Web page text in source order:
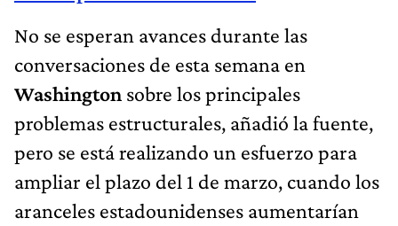
No se esperan avances durante las
conversaciones de esta semana en
Washington sobre los principales
problemas estructurales, añadió la fuente,
pero se está realizando un esfuerzo para
ampliar el plazo del 1 de marzo, cuando los
aranceles estadounidenses aumentarían